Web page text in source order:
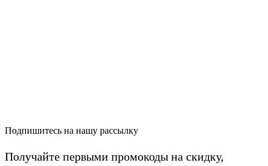
Подпишитесь на нашу рассылку
Получайте первыми промокоды на скидку,